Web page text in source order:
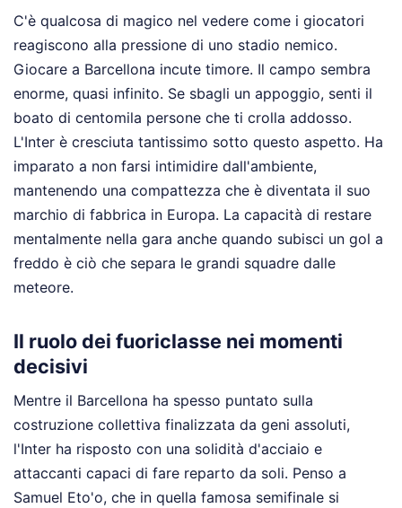
C'è qualcosa di magico nel vedere come i giocatori
reagiscono alla pressione di uno stadio nemico.
Giocare a Barcellona incute timore. Il campo sembra
enorme, quasi infinito. Se sbagli un appoggio, senti il
boato di centomila persone che ti crolla addosso.
L'Inter è cresciuta tantissimo sotto questo aspetto. Ha
imparato a non farsi intimidire dall'ambiente,
mantenendo una compattezza che è diventata il suo
marchio di fabbrica in Europa. La capacità di restare
mentalmente nella gara anche quando subisci un gol a
freddo è ciò che separa le grandi squadre dalle
meteore.
Il ruolo dei fuoriclasse nei momenti
decisivi
Mentre il Barcellona ha spesso puntato sulla
costruzione collettiva finalizzata da geni assoluti,
l'Inter ha risposto con una solidità d'acciaio e
attaccanti capaci di fare reparto da soli. Penso a
Samuel Eto'o, che in quella famosa semifinale si